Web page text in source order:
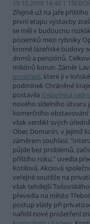
19.10.2000 14:40 |
Zřejmě už na jaře
první etapu výstavby
se měl v budoucnu
pozemků mezi rybníky
kromě lázeňské budovy
domů a penziónů.
miliónů korun. Záměr
prostředí, které jí v
podmínek Chráněné
postavila třeboňská
nového sídelního útvaru
komerčního
však verdikt svých
Obec Domanín, v jejímž
záměrem souhlasí.
půjde bez problémů,
příštího roku," uvedla
Kotilová. Akciová
veřejné soutěže na
však tehdejší
převedla na město
postup vlády při
nařídil nové prošetření